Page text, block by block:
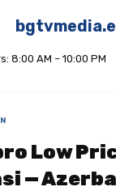
8:00 AM – 10:00 PM
Low
—